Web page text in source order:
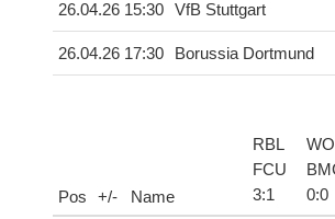
26.04.26 15:30 VfB Stuttgart
26.04.26 17:30 Borussia Dortmund
Pos +/- Name
RBL
FCU
3:1
0:0